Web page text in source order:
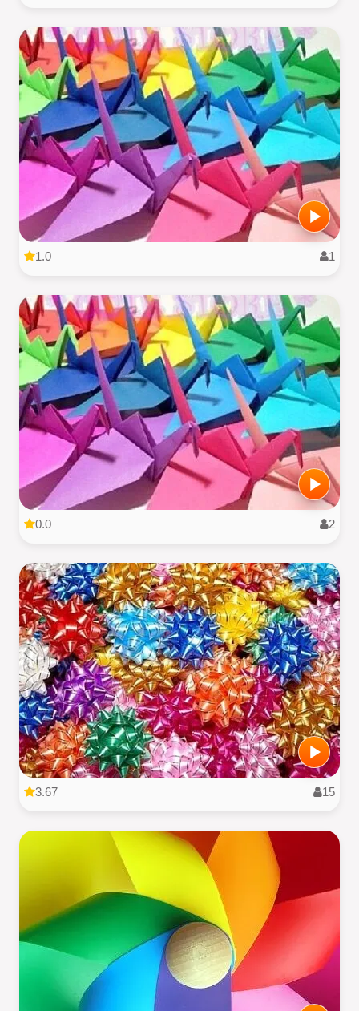
1.0 1
0.0 2
3.67 15